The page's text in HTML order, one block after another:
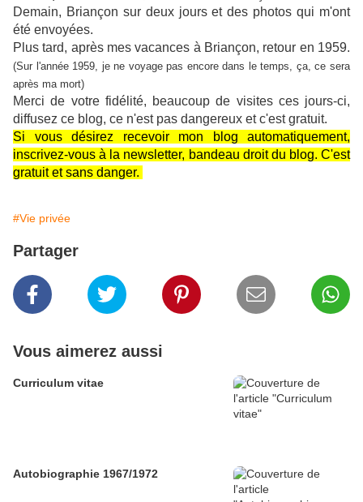
Demain, Briançon sur deux jours et des photos qui m'ont
été envoyées.
Plus tard, après mes vacances à Briançon, retour en 1959.
(Sur l'année 1959, je ne voyage pas encore dans le temps, ça, ce sera
après ma mort)
Merci de votre fidélité, beaucoup de visites ces jours-ci,
diffusez ce blog, ce n'est pas dangereux et c'est gratuit.
Si vous désirez recevoir mon blog automatiquement,
inscrivez-vous à la newsletter, bandeau droit du blog. C'est
gratuit et sans danger.
#Vie privée
Partager
Vous aimerez aussi
Curriculum vitae
Autobiographie 1967/1972